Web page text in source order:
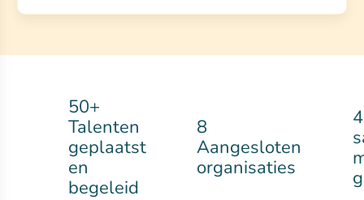
50+
Talenten
geplaatst
en
begeleid
8
Aangesloten
organisaties